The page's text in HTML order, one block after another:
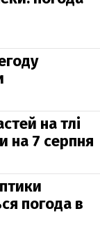
на тлі
на 7 серпня
погода в